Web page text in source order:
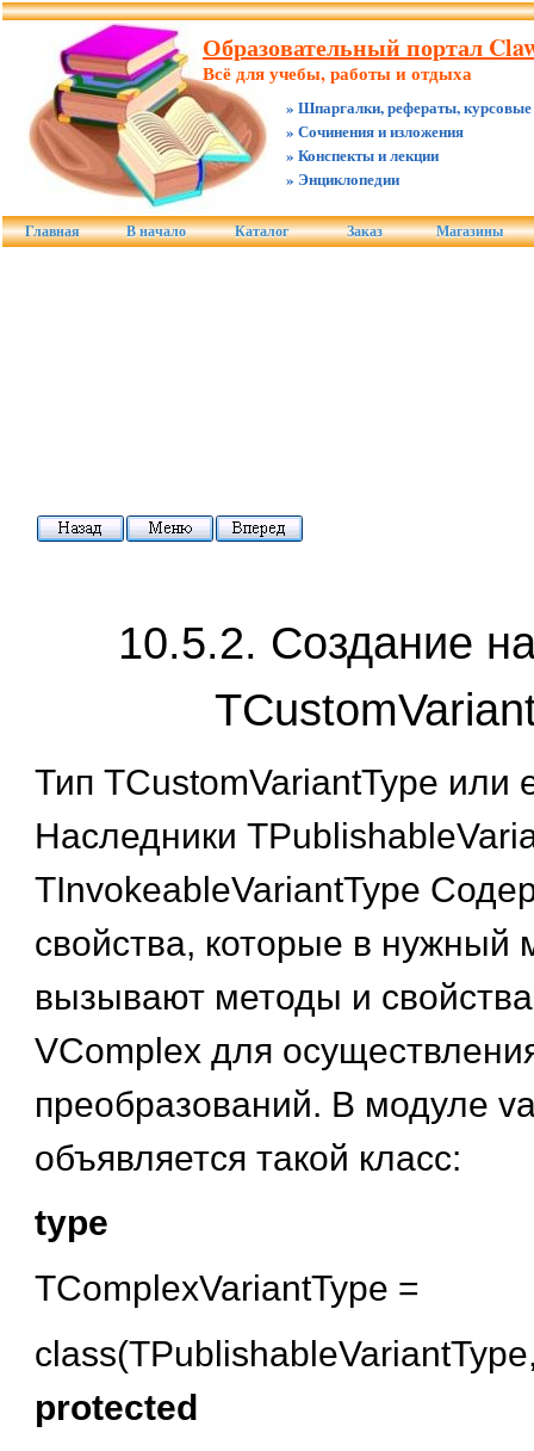
Образовательный портал
Всё для учебы, работы и отдыха
» Шпаргалки, рефераты, курсовые
» Сочинения и изложения
» Конспекты и лекции
» Энциклопедии
Главная В начало Каталог Заказ Магазины
10.5.2. Создание
Тип TCustomVariantType или
Наследники
TInvokeableVariantType
свойства, которые в нужный
вызывают методы и
VComplex для
преобразований. В модуле
объявляется такой класс:
type
TComplexVariantType =
protected